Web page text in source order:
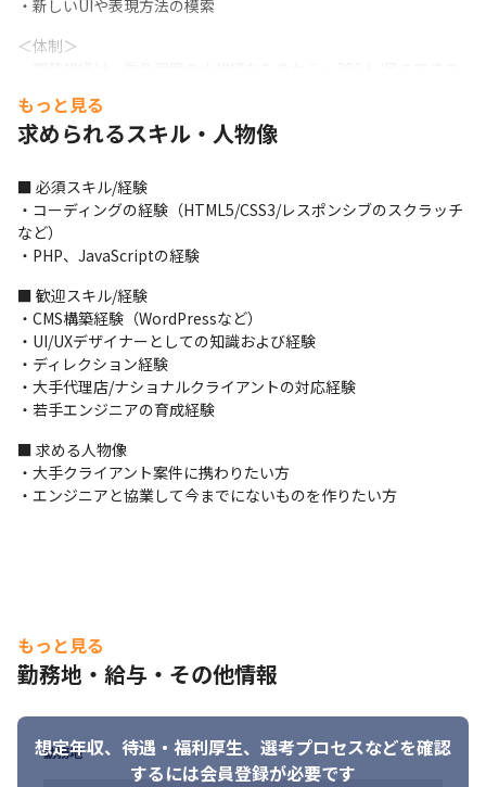
・新しいUIや表現方法の模索
＜体制＞
＜ポリシー＞
クリエイティブを提供するべく『Technology × Creative ×
Marketing』という3つの軸のノウハウを活かして日々ものづくり
に取り組んでいます
＜案件例＞
言語：Java、PHPでの開発を最も得意領域としており、Ruby、
Swift、Kotlin、AWSなどを中心にトレンドの技術を取り入れてい
ます。
OS：Linux、Windows
DB：Oracle、MySQL、PostgreSQL、SQL Server
＜募集背景＞
創業以来毎年黒字決算を続けており、順調に事業を拡大していま
す。
今後も継続的な受注拡大が見込まれることから、会社を支え、成
長に貢献できる方を募集することになりました。
・自社内で上流から下流フェーズまで一貫して担当している案件
が多く、プロジェクトのハンドリングがしやすいです
・アプリの保守チーム、新規機能の実装を手掛ける開発チーム、
もっと見る
求められるスキル・人物像
■ 必須スキル/経験
・コーディングの経験（HTML5/CSS3/レスポンシブのスクラッチ
など）
・PHP、JavaScriptの経験
■ 歓迎スキル/経験
・CMS構築経験（WordPressなど）
・UI/UXデザイナーとしての知識および経験
・ディレクション経験
・大手代理店/ナショナルクライアントの対応経験
・若手エンジニアの育成経験
■ 求める人物像
・大手クライアント案件に携わりたい方
・エンジニアと協業して今までにないものを作りたい方
もっと見る
勤務地・給与・その他情報
想定年収、待遇・福利厚生、 選考プロセスなどを確認
するには会員登録が必要です
勤務地